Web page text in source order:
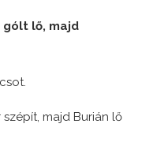
gólt lő, majd
majd Burián lő